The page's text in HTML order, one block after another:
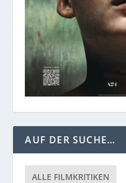
AUF DER SUCHE…
ALLE FILMKRITIKEN